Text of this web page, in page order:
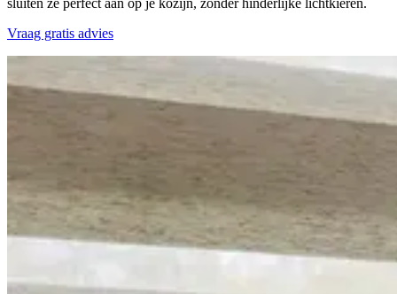
sluiten ze perfect aan op je kozijn, zonder hinderlijke lichtkieren.
Vraag gratis advies